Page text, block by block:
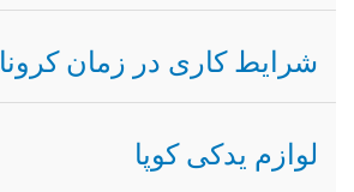
شرایط کاری در زمان کرونا
لوازم یدکی کوپا